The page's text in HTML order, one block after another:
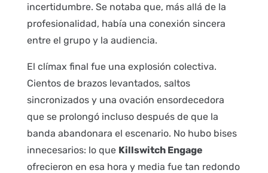
incertidumbre. Se notaba que, más allá de la
profesionalidad, había una conexión sincera
entre el grupo y la audiencia.
El clímax final fue una explosión colectiva.
Cientos de brazos levantados, saltos
sincronizados y una ovación ensordecedora
que se prolongó incluso después de que la
banda abandonara el escenario. No hubo bises
innecesarios: lo que Killswitch Engage
ofrecieron en esa hora y media fue tan redondo